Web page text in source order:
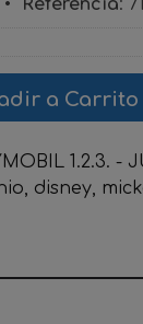
• Referencia:
a Carrito
1.2.3. -
disney